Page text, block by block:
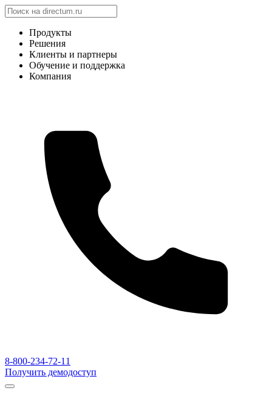
Продукты
Решения
Клиенты и партнеры
Обучение и поддержка
Компания
8-800-234-72-11
Получить демодоступ